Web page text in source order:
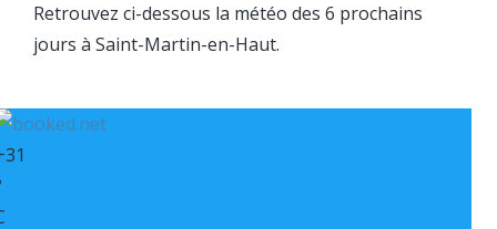
Retrouvez ci-dessous la météo des 6 prochains
jours à Saint-Martin-en-Haut.
31